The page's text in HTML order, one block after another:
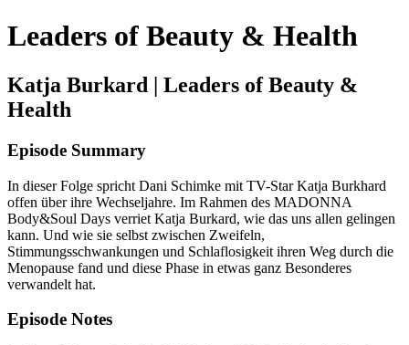
Leaders of Beauty & Health
Katja Burkard | Leaders of Beauty &
Health
Episode Summary
In dieser Folge spricht Dani Schimke mit TV-Star Katja Burkhard
offen über ihre Wechseljahre. Im Rahmen des MADONNA
Body&Soul Days verriet Katja Burkard, wie das uns allen gelingen
kann. Und wie sie selbst zwischen Zweifeln,
Stimmungsschwankungen und Schlaflosigkeit ihren Weg durch die
Menopause fand und diese Phase in etwas ganz Besonderes
verwandelt hat.
Episode Notes